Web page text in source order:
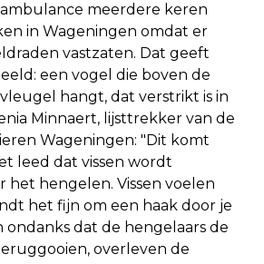
meerdere keren
in Wageningen omdat er
vastzaten. Dat geeft
een vogel die boven de
hangt, dat verstrikt is in
Minnaert, lijsttrekker van de
Wageningen: "Dit komt
leed dat vissen wordt
het hengelen. Vissen voelen
het fijn om een haak door je
ondanks dat de hengelaars de
overleven de